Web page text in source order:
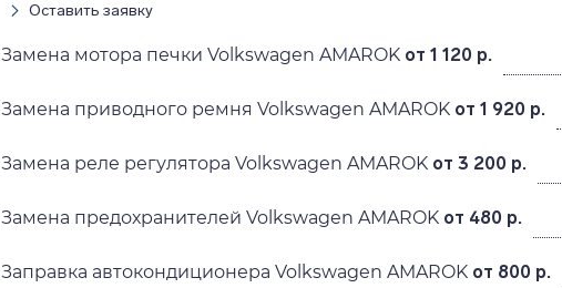
Оставить заявку
Замена мотора печки Volkswagen AMAROK от 1 120 р.
Замена приводного ремня Volkswagen AMAROK от 1 920 р.
Замена реле регулятора Volkswagen AMAROK от 3 200 р.
Замена предохранителей Volkswagen AMAROK от 480 р.
Заправка автокондиционера Volkswagen AMAROK от 800 р.